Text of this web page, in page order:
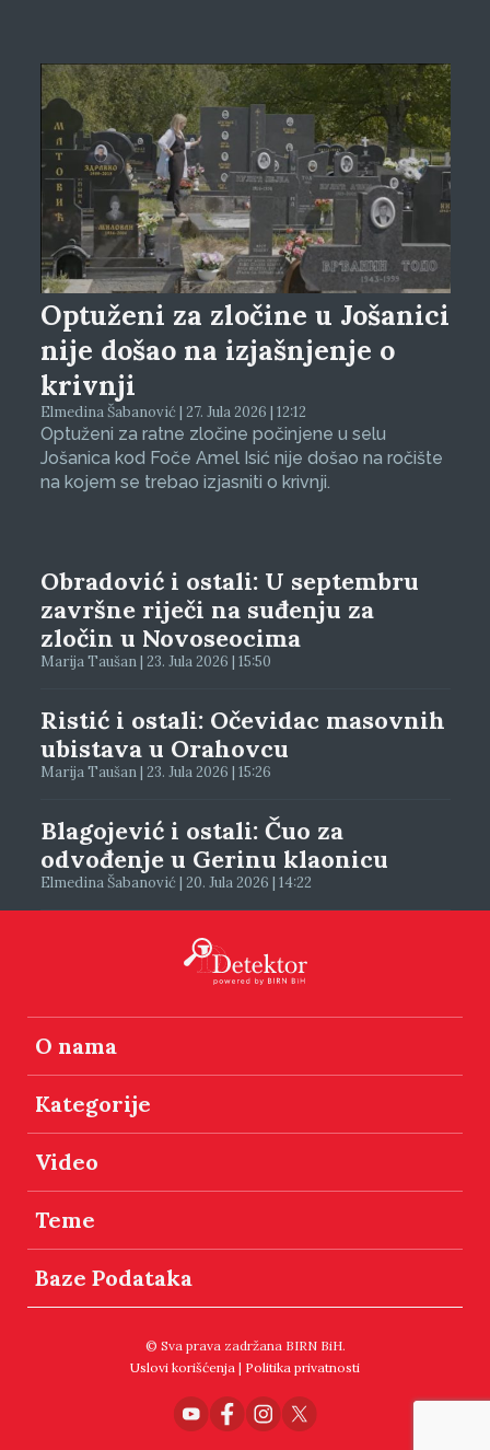
Optuženi za zločine u Jošanici
nije došao na izjašnjenje o
krivnji
Elmedina Šabanović | 27. Jula 2026 | 12:12
Optuženi za ratne zločine počinjene u selu
Jošanica kod Foče Amel Isić nije došao na ročište
na kojem se trebao izjasniti o krivnji.
Obradović i ostali: U septembru
završne riječi na suđenju za
zločin u Novoseocima
Marija Taušan | 23. Jula 2026 | 15:50
Ristić i ostali: Očevidac masovnih
ubistava u Orahovcu
Marija Taušan | 23. Jula 2026 | 15:26
Blagojević i ostali: Čuo za
odvođenje u Gerinu klaonicu
Elmedina Šabanović | 20. Jula 2026 | 14:22
O nama
Kategorije
Video
Teme
Baze Podataka
© Sva prava zadržana BIRN BiH.
Uslovi korišćenja | Politika privatnosti